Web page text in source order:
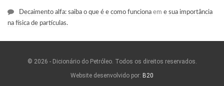
Decaimento alfa: saiba o que é e como funciona em e sua importância
na física de partículas.
© 2026 - Dicionário do Petróleo. Todos os direitos reservados.
Website desenvolvido por: B20